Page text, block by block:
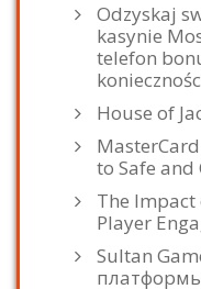
Odzyskaj
kasynie
telefon
House of
to Safe
The Impact
Player
Sultan